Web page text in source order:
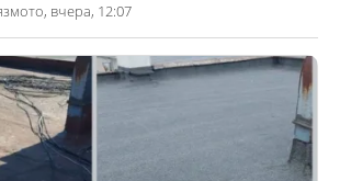
вчера, 12:07